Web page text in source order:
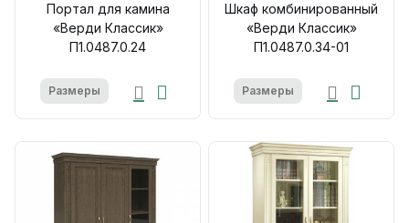
Портал для камина
«Верди Классик»
П1.0487.0.24
Размеры
Шкаф комбинированный
«Верди Классик»
П1.0487.0.34-01
Размеры